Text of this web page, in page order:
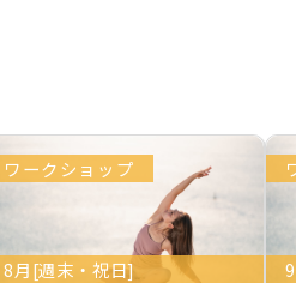
ワークショップ
8月[週末・祝日]